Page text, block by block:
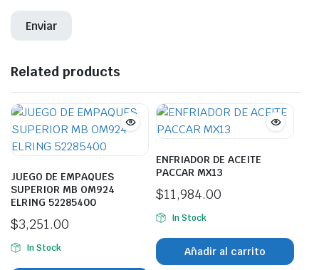
Related products
JUEGO DE EMPAQUES
SUPERIOR MB OM924
ELRING 52285400
$3,251.00
In Stock
ENFRIADOR DE ACEITE
PACCAR MX13
$11,984.00
In Stock
Añadir al carrito